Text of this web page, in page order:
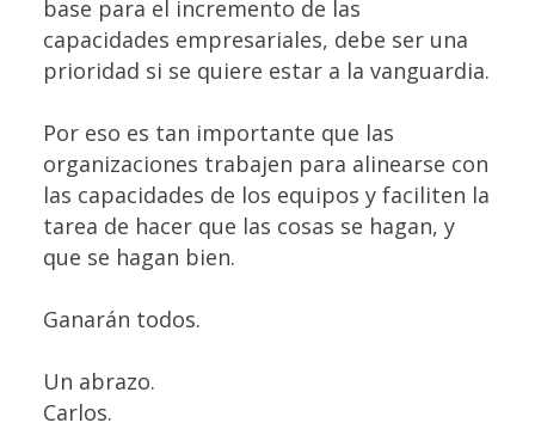
base para el incremento de las
capacidades empresariales, debe ser una
prioridad si se quiere estar a la vanguardia.
Por eso es tan importante que las
organizaciones trabajen para alinearse con
las capacidades de los equipos y faciliten la
tarea de hacer que las cosas se hagan, y
que se hagan bien.
Ganarán todos.
Un abrazo.
Carlos.